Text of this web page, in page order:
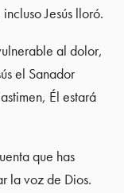
Jesús lloró.
al dolor,
el Sanador
Él estará
que has
la voz de Dios.